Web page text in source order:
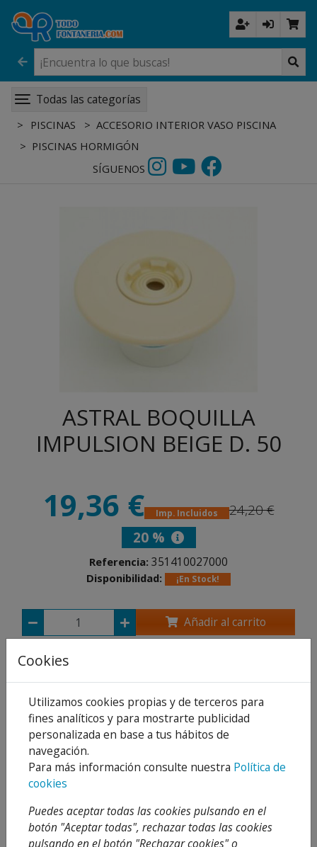
Todas las categorías
PISCINAS
ACCESORIO INTERIOR VASO PISCINA
PISCINAS HORMIGÓN
SÍGUENOS
ASTRAL BOQUILLA
IMPULSION BEIGE D. 50
19,36 € Imp. Incluidos
24,20 €
20 %
Referencia: 351410027000
Disponibilidad: ¡En Stock!
Añadir al carrito
Descripción
Detalles
Opiniones
Cookies
Utilizamos cookies propias y de terceros para
fines analíticos y para mostrarte publicidad
personalizada en base a tus hábitos de
navegación.
Para más información consulte nuestra Política de
cookies
Puedes aceptar todas las cookies pulsando en el
botón "Aceptar todas", rechazar todas las cookies
pulsando en el botón "Rechazar cookies" o